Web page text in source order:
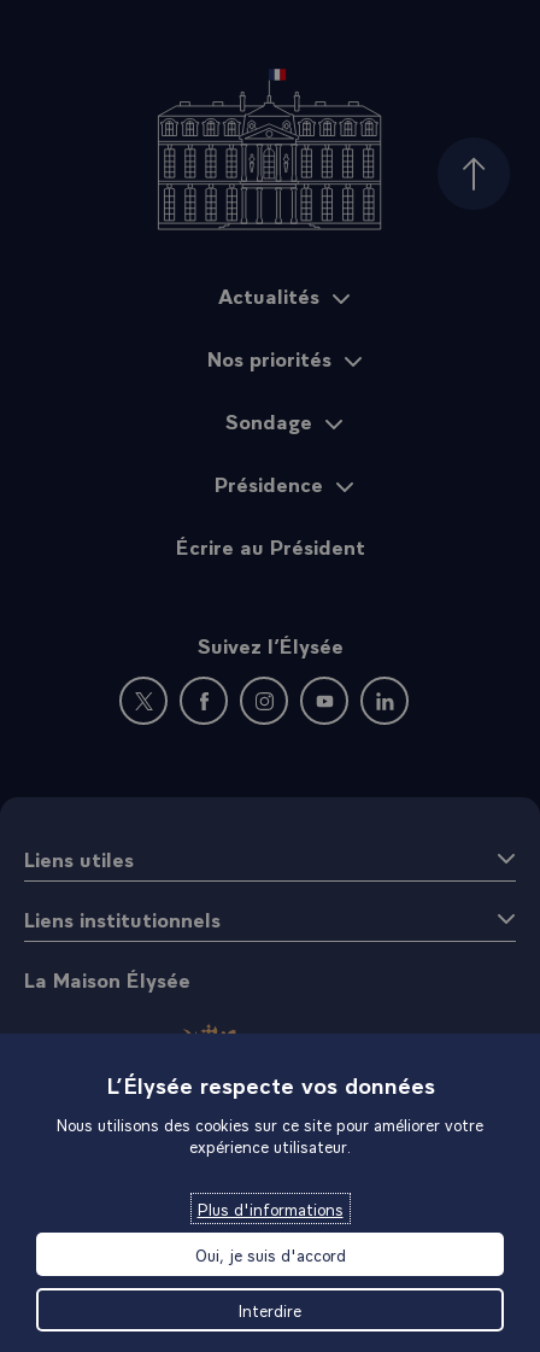
Haut
Actualités
Nos priorités
Sondage
Présidence
Écrire au Président
Suivez l’Élysée
Nouvelle fenêtre : rejoignez-nous sur Twitter
Nouvelle fenêtre : rejoignez-nous sur
Nouvelle fenêtre : rejoignez-nous
Nouvelle fenêtre :
Nouvelle fenêtre :
Liens utiles
Liens institutionnels
La Maison Élysée
L’Élysée respecte vos données
Nous utilisons des cookies sur ce site pour améliorer votre
expérience utilisateur.
Plus d'informations
Oui, je suis d'accord
Interdire